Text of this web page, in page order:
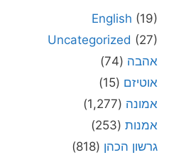
English (19)
Uncategorized (27)
אהבה (74)
אוטיזם (15)
אמונה (1,277)
אמנות (253)
גרשון הכהן (818)